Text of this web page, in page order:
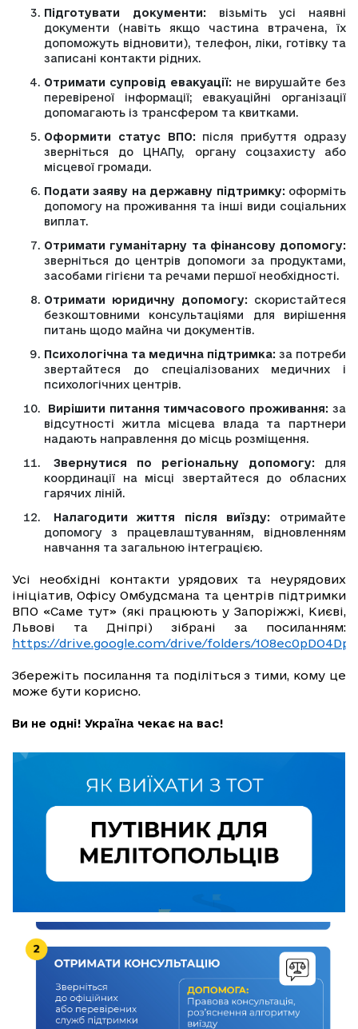
Підготувати документи: візьміть усі наявні
документи (навіть якщо частина втрачена, їх
допоможуть відновити), телефон, ліки, готівку та
записані контакти рідних.
Отримати супровід евакуації: не вирушайте без
перевіреної інформації; евакуаційні організації
допомагають із трансфером та квитками.
Оформити статус ВПО: після прибуття одразу
зверніться до ЦНАПу, органу соцзахисту або
місцевої громади.
Подати заяву на державну підтримку: оформіть
допомогу на проживання та інші види соціальних
виплат.
Отримати гуманітарну та фінансову допомогу:
зверніться до центрів допомоги за продуктами,
засобами гігієни та речами першої необхідності.
Отримати юридичну допомогу: скористайтеся
безкоштовними консультаціями для вирішення
питань щодо майна чи документів.
Психологічна та медична підтримка: за потреби
звертайтеся до спеціалізованих медичних і
психологічних центрів.
Вирішити питання тимчасового проживання: за
відсутності житла місцева влада та партнери
надають направлення до місць розміщення.
Звернутися по регіональну допомогу: для
координації на місці звертайтеся до обласних
гарячих ліній.
Налагодити життя після виїзду: отримайте
допомогу з працевлаштуванням, відновленням
навчання та загальною інтеграцією.
Усі необхідні контакти урядових та неурядових
ініціатив, Офісу Омбудсмана та центрів підтримки
ВПО «Саме тут» (які працюють у Запоріжжі, Києві,
Львові та Дніпрі) зібрані за посиланням:
https://drive.google.com/drive/folders/
Збережіть посилання та поділіться з тими, кому це
може бути корисно.
Ви не одні! Україна чекає на вас!